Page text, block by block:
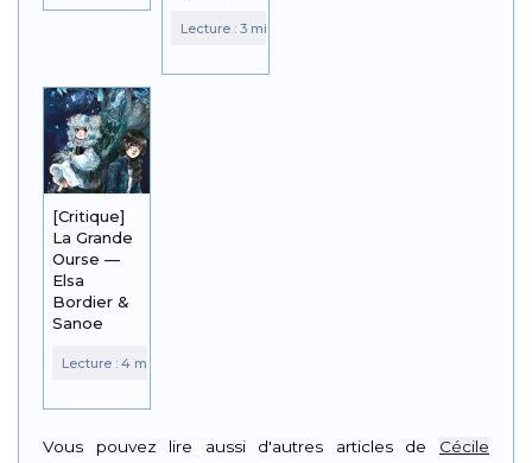
[Critique]
La Grande
Ourse —
Elsa
Bordier &
Sanoe
Vous pouvez lire aussi d'autres articles de Cécile